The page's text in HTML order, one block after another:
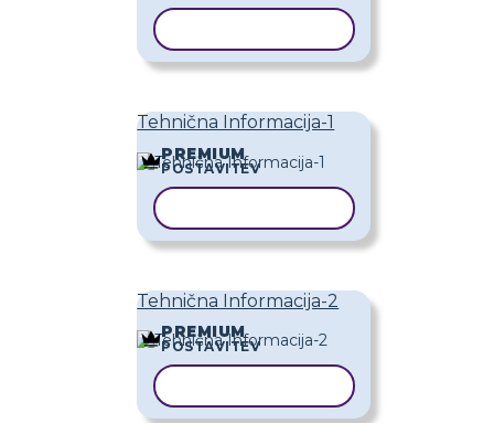
Tehnična Informacija-1
PREMIUM
POSTAVITEV
Tehnična Informacija-2
PREMIUM
POSTAVITEV